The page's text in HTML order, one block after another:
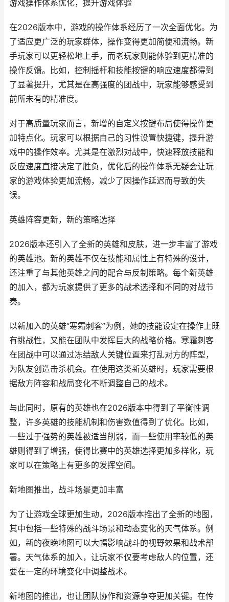
游戏操作体系优化，提升游戏体验
在2026版本中，游戏的操作体系经历了一次全面优化。为
了适应更广泛的玩家群体，操作变得更加简便和流畅。新
手玩家可以更轻松地上手，而老玩家则能体验到更精准的
操作反馈。比如，控制摇杆和技能按键的响应速度都得到
了显著提升，尤其是在高强度的团战中，玩家能够感受到
前所未有的精准度。
对于高质量玩家而言，新增的自定义按键布局使得操作更
加特点化。玩家可以根据自己的习性设置快捷键，提升游
戏中的操作效率。尤其是在激烈对战中，快速释放技能和
反应速度直接决定了胜负，优化后的操作体系无疑会让玩
家的游戏体验更加流畅，减少了因操作延迟而导致的失
误。
英雄阵容更新，新的策略选择
2026版本还引入了全新的英雄和皮肤，进一步丰富了游戏
的英雄池。新的英雄不仅在技能和属性上有特殊的设计，
还注重了与其他英雄之间的配合与反制策略。每个新英雄
的加入，都为玩家提供了更多的战术选择和不同的对战节
奏。
以新加入的英雄“寒霜刺客”为例，她的技能设定在操作上既
有挑战性，又能在团队中发挥巨大的战略价格。寒霜刺客
在团战中可以通过冻结敌人关键位置来打乱对方的阵型，
为队友创造击杀机会。在使用这类新英雄时，玩家需要根
据敌方阵容和战局变化不断调整自己的战术。
与此同时，原有的英雄也在2026版本中得到了平衡性调
整，许多英雄的技能机制和伤害数值得到了优化。比如，
一些过于强势的英雄被适当削弱，而一些使用率较低的英
雄则得到了增强，使得比赛中的英雄选择更加多样化，玩
家可以在策略上有更多的发挥空间。
新地图推出，战斗场景更加丰富
为了让游戏全球更加生动，2026版本推出了全新的地图，
其中包括一些特殊的战斗场景和动态变化的天气体系。例
如，新的夜晚地图可以大幅影响战斗的视野效果和战术部
署。天气体系的加入，让玩家不仅要考虑敌人的位置，还
要在一定的环境变化中调整战术。
新地图的推出，也让团队协作和资源争夺更加关键。在传